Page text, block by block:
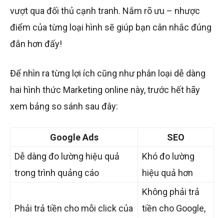
vượt qua đối thủ cạnh tranh. Nắm rõ ưu – nhược
điểm của từng loại hình sẽ giúp bạn cân nhắc đúng
đắn hơn đấy!
Để nhìn ra từng lợi ích cũng như phân loại dễ dàng
hai hình thức Marketing online này, trước hết hãy
xem bảng so sánh sau đây:
Google Ads
SEO
Dễ dàng đo lường hiệu quả
trong trình quảng cáo
Khó đo lường
hiệu quả hơn
Phải trả tiền cho mỗi click của
Không phải trả
tiền cho Google,